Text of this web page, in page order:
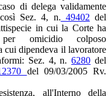
di delega validamente
Sez. 4, n. 49402 del
in cui la Corte ha
omicidio colposo
cui dipendeva il lavoratore
Sez. 4, n.6280 del
del 09/03/2005 Rv.
all'Interno della